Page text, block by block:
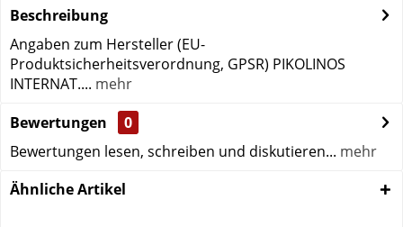
Beschreibung
Angaben zum Hersteller (EU-
Produktsicherheitsverordnung, GPSR) PIKOLINOS
INTERNAT.... mehr
Bewertungen
0
Bewertungen lesen, schreiben und diskutieren... mehr
Ähnliche Artikel